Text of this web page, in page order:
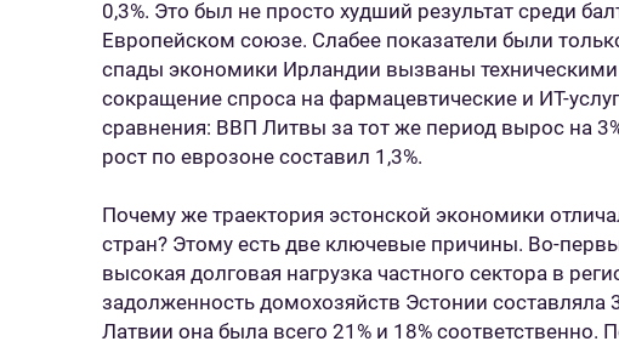
0,3%. Это был не просто худший результат среди
Европейском союзе. Слабее показатели были
спады экономики Ирландии вызваны
сокращение спроса на фармацевтические и ИТ-
сравнения: ВВП Литвы за тот же период вырос на
рост по еврозоне составил 1,3%.
Почему же траектория эстонской экономики
стран? Этому есть две ключевые причины. Во-
высокая долговая нагрузка частного сектора в
задолженность домохозяйств Эстонии составляла
Латвии она была всего 21% и 18% соответственно.